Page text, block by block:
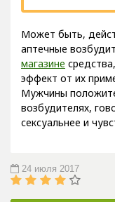
Может быть,
аптечные
магазине
эффект от их
Мужчины
возбудителях,
сексуальнее и
24 июля 2017